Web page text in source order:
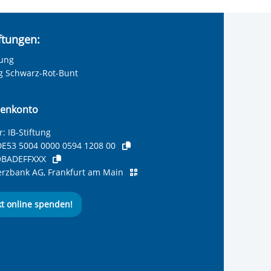
Schwarz-Rot-Bunt
IB-Stiftung
5004 0000 0594 1208 00
AG, Frankfurt am Main
online spenden!